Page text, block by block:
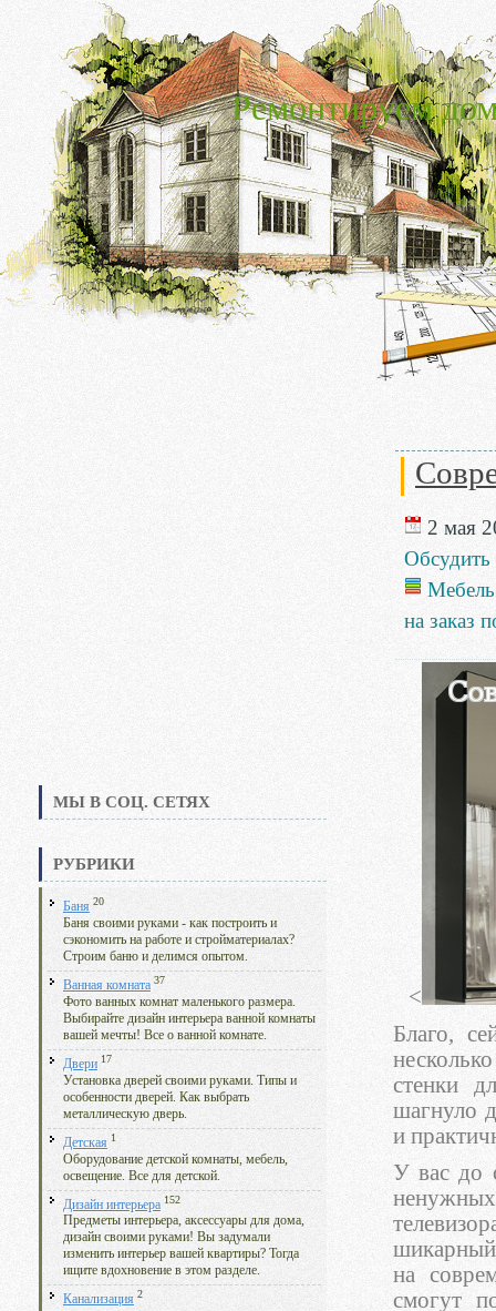
Ремонтируем
МЫ В СОЦ. СЕТЯХ
РУБРИКИ
Баня 20
Баня своими руками - как построить и
сэкономить на работе и стройматериалах?
Строим баню и делимся опытом.
Ванная комната 37
Фото ванных комнат маленького размера.
Выбирайте дизайн интерьера ванной комнаты
вашей мечты! Все о ванной комнате.
Двери 17
Установка дверей своими руками. Типы и
особенности дверей. Как выбрать
металлическую дверь.
Детская 1
Оборудование детской комнаты, мебель,
освещение. Все для детской.
Дизайн интерьера 152
Предметы интерьера, аксессуары для дома,
дизайн своими руками! Вы задумали
изменить интерьер вашей квартиры? Тогда
ищите вдохновение в этом разделе.
Канализация 2
2 мая
Обсудить
Мебель
на заказ
<
Благо,
стенки
шагнуло
и
У вас до
шикарный
на
смогут